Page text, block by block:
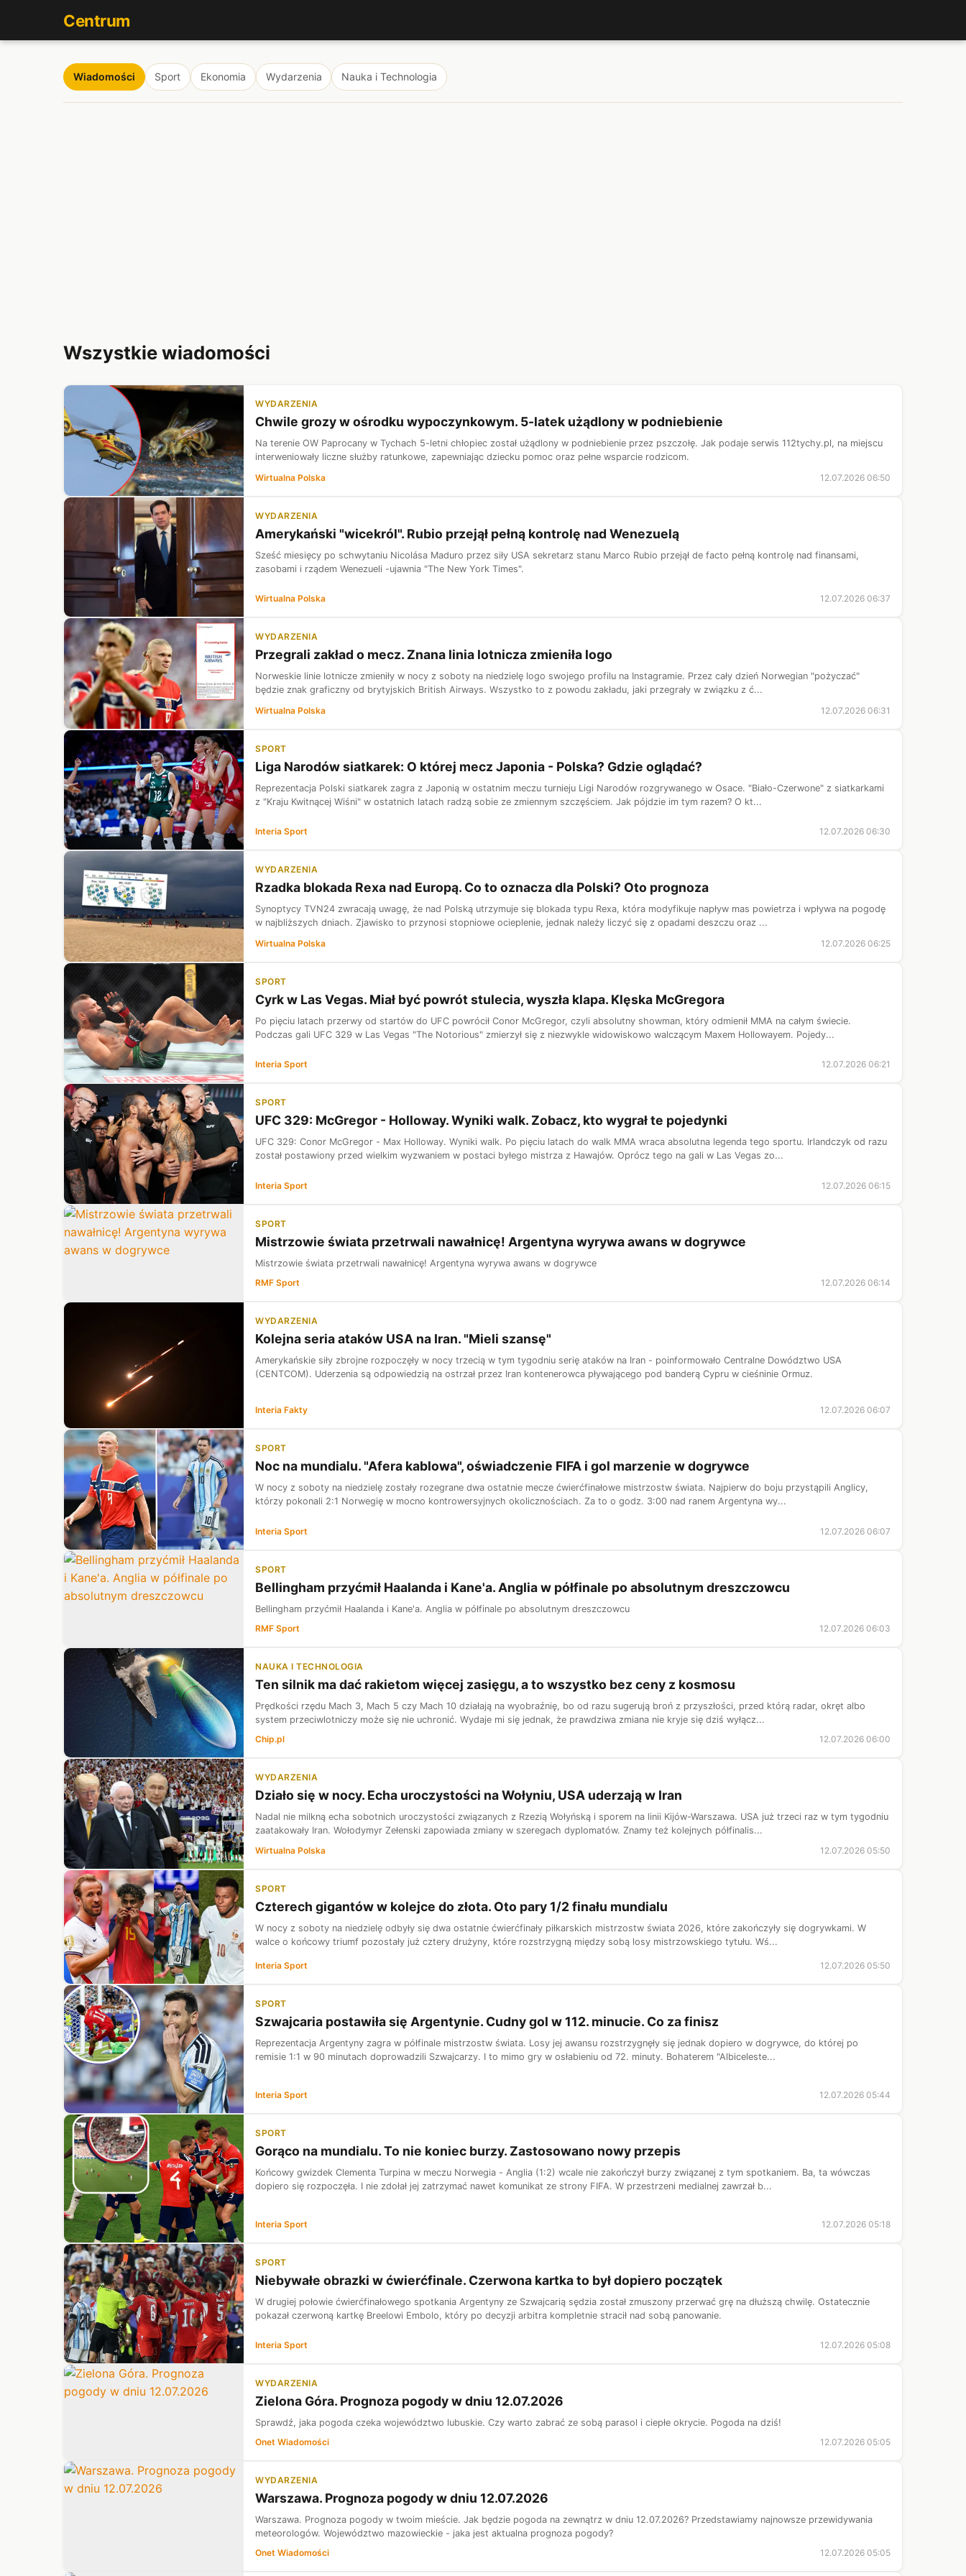
Centrum
Wiadomości Sport Ekonomia Wydarzenia Nauka i Technologia
Wszystkie wiadomości
WYDARZENIA
Chwile grozy w ośrodku wypoczynkowym. 5-latek użądlony w podniebienie
Na terenie OW Paprocany w Tychach 5-letni chłopiec został użądlony w podniebienie przez pszczołę. Jak podaje serwis 112tychy.pl, na miejscu
interweniowały liczne służby ratunkowe, zapewniając dziecku pomoc oraz pełne wsparcie rodzicom.
Wirtualna Polska
12.07.2026 06:50
WYDARZENIA
Amerykański "wicekról". Rubio przejął pełną kontrolę nad Wenezuelą
Sześć miesięcy po schwytaniu Nicolása Maduro przez siły USA sekretarz stanu Marco Rubio przejął de facto pełną kontrolę nad finansami,
zasobami i rządem Wenezueli -ujawnia "The New York Times".
Wirtualna Polska 12.07.2026 06:37
WYDARZENIA
Przegrali zakład o mecz. Znana linia lotnicza zmieniła logo
Norweskie linie lotnicze zmieniły w nocy z soboty na niedzielę logo swojego profilu na Instagramie. Przez cały dzień Norwegian "pożyczać"
będzie znak graficzny od brytyjskich British Airways. Wszystko to z powodu zakładu, jaki przegrały w związku z ć...
Wirtualna Polska
12.07.2026 06:31
SPORT
Liga Narodów siatkarek: O której mecz Japonia - Polska? Gdzie oglądać?
Reprezentacja Polski siatkarek zagra z Japonią w ostatnim meczu turnieju Ligi Narodów rozgrywanego w Osace. "Biało-Czerwone" z siatkarkami
z "Kraju Kwitnącej Wiśni" w ostatnich latach radzą sobie ze zmiennym szczęściem. Jak pójdzie im tym razem? O kt...
Interia Sport 12.07.2026 06:30
WYDARZENIA
Rzadka blokada Rexa nad Europą. Co to oznacza dla Polski? Oto prognoza
Synoptycy TVN24 zwracają uwagę, że nad Polską utrzymuje się blokada typu Rexa, która modyfikuje napływ mas powietrza i wpływa na pogodę
w najbliższych dniach. Zjawisko to przynosi stopniowe ocieplenie, jednak należy liczyć się z opadami deszczu oraz ...
Wirtualna Polska
12.07.2026 06:25
SPORT
Cyrk w Las Vegas. Miał być powrót stulecia, wyszła klapa. Klęska McGregora
Po pięciu latach przerwy od startów do UFC powrócił Conor McGregor, czyli absolutny showman, który odmienił MMA na całym świecie.
Podczas gali UFC 329 w Las Vegas "The Notorious" zmierzył się z niezwykle widowiskowo walczącym Maxem Hollowayem. Pojedy...
Interia Sport 12.07.2026 06:21
SPORT
UFC 329: McGregor - Holloway. Wyniki walk. Zobacz, kto wygrał te pojedynki
UFC 329: Conor McGregor - Max Holloway. Wyniki walk. Po pięciu latach do walk MMA wraca absolutna legenda tego sportu. Irlandczyk od razu
został postawiony przed wielkim wyzwaniem w postaci byłego mistrza z Hawajów. Oprócz tego na gali w Las Vegas zo...
Interia Sport 12.07.2026 06:15
SPORT
Mistrzowie świata przetrwali nawałnicę! Argentyna wyrywa awans w dogrywce
Mistrzowie świata przetrwali nawałnicę! Argentyna wyrywa awans w dogrywce
RMF Sport
12.07.2026 06:14
WYDARZENIA
Kolejna seria ataków USA na Iran. "Mieli szansę"
Amerykańskie siły zbrojne rozpoczęły w nocy trzecią w tym tygodniu serię ataków na Iran - poinformowało Centralne Dowództwo USA
(CENTCOM). Uderzenia są odpowiedzią na ostrzał przez Iran kontenerowca pływającego pod banderą Cypru w cieśninie Ormuz.
Interia Fakty 12.07.2026 06:07
SPORT
Noc na mundialu. "Afera kablowa", oświadczenie FIFA i gol marzenie w dogrywce
W nocy z soboty na niedzielę zostały rozegrane dwa ostatnie mecze ćwierćfinałowe mistrzostw świata. Najpierw do boju przystąpili Anglicy,
którzy pokonali 2:1 Norwegię w mocno kontrowersyjnych okolicznościach. Za to o godz. 3:00 nad ranem Argentyna wy...
Interia Sport 12.07.2026 06:07
SPORT
Bellingham przyćmił Haalanda i Kane'a. Anglia w półfinale po absolutnym dreszczowcu
Bellingham przyćmił Haalanda i Kane'a. Anglia w półfinale po absolutnym dreszczowcu
RMF Sport
12.07.2026 06:03
NAUKA I TECHNOLOGIA
Ten silnik ma dać rakietom więcej zasięgu, a to wszystko bez ceny z kosmosu
Prędkości rzędu Mach 3, Mach 5 czy Mach 10 działają na wyobraźnię, bo od razu sugerują broń z przyszłości, przed którą radar, okręt albo
system przeciwlotniczy może się nie uchronić. Wydaje mi się jednak, że prawdziwa zmiana nie kryje się dziś wyłącz...
Chip.pl
12.07.2026 06:00
WYDARZENIA
Działo się w nocy. Echa uroczystości na Wołyniu, USA uderzają w Iran
Nadal nie milkną echa sobotnich uroczystości związanych z Rzezią Wołyńską i sporem na linii Kijów-Warszawa. USA już trzeci raz w tym tygodniu
zaatakowały Iran. Wołodymyr Zełenski zapowiada zmiany w szeregach dyplomatów. Znamy też kolejnych półfinalis...
Wirtualna Polska
12.07.2026 05:50
SPORT
Czterech gigantów w kolejce do złota. Oto pary 1/2 finału mundialu
W nocy z soboty na niedzielę odbyły się dwa ostatnie ćwierćfinały piłkarskich mistrzostw świata 2026, które zakończyły się dogrywkami. W
walce o końcowy triumf pozostały już cztery drużyny, które rozstrzygną między sobą losy mistrzowskiego tytułu. Wś...
Interia Sport 12.07.2026 05:50
SPORT
Szwajcaria postawiła się Argentynie. Cudny gol w 112. minucie. Co za finisz
Reprezentacja Argentyny zagra w półfinale mistrzostw świata. Losy jej awansu rozstrzygnęły się jednak dopiero w dogrywce, do której po
remisie 1:1 w 90 minutach doprowadzili Szwajcarzy. I to mimo gry w osłabieniu od 72. minuty. Bohaterem "Albiceleste...
Interia Sport 12.07.2026 05:44
SPORT
Gorąco na mundialu. To nie koniec burzy. Zastosowano nowy przepis
Końcowy gwizdek Clementa Turpina w meczu Norwegia - Anglia (1:2) wcale nie zakończył burzy związanej z tym spotkaniem. Ba, ta wówczas
dopiero się rozpoczęła. I nie zdołał jej zatrzymać nawet komunikat ze strony FIFA. W przestrzeni medialnej zawrzał b...
Interia Sport 12.07.2026 05:18
SPORT
Niebywałe obrazki w ćwierćfinale. Czerwona kartka to był dopiero początek
W drugiej połowie ćwierćfinałowego spotkania Argentyny ze Szwajcarią sędzia został zmuszony przerwać grę na dłuższą chwilę. Ostatecznie
pokazał czerwoną kartkę Breelowi Embolo, który po decyzji arbitra kompletnie stracił nad sobą panowanie.
Interia Sport 12.07.2026 05:08
WYDARZENIA
Zielona Góra. Prognoza pogody w dniu 12.07.2026
Sprawdź, jaka pogoda czeka województwo lubuskie. Czy warto zabrać ze sobą parasol i ciepłe okrycie. Pogoda na dziś!
Onet Wiadomości
12.07.2026 05:05
WYDARZENIA
Warszawa. Prognoza pogody w dniu 12.07.2026
Warszawa. Prognoza pogody w twoim mieście. Jak będzie pogoda na zewnątrz w dniu 12.07.2026? Przedstawiamy najnowsze przewidywania
meteorologów. Województwo mazowieckie - jaka jest aktualna prognoza pogody?
Onet Wiadomości
12.07.2026 05:05